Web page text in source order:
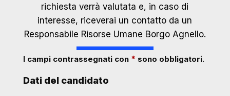
richiesta verrà valutata e, in caso di
interesse, riceverai un contatto da un
Responsabile Risorse Umane Borgo Agnello.
I campi contrassegnati con * sono obbligatori.
Dati del candidato